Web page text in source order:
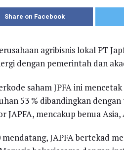
Share on Facebook
agribisnis lokal PT
dengan pemerintah dan
saham JPFA ini
53 % dibandingkan
JAPFA, mencakup benua
JAPFA bertekad